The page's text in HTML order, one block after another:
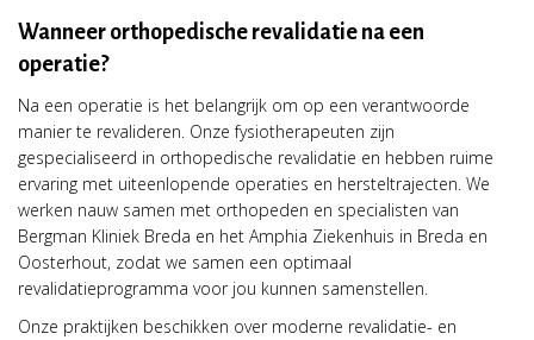
Wanneer orthopedische revalidatie na een
operatie?
Na een operatie is het belangrijk om op een verantwoorde
manier te revalideren. Onze fysiotherapeuten zijn
gespecialiseerd in orthopedische revalidatie en hebben ruime
ervaring met uiteenlopende operaties en hersteltrajecten. We
werken nauw samen met orthopeden en specialisten van
Bergman Kliniek Breda en het Amphia Ziekenhuis in Breda en
Oosterhout, zodat we samen een optimaal
revalidatieprogramma voor jou kunnen samenstellen.
Onze praktijken beschikken over moderne revalidatie- en